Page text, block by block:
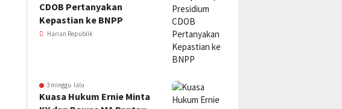
CDOB Pertanyakan
Kepastian ke BNPP
Harian Republik
3 minggu lalu
Kuasa Hukum Ernie Minta